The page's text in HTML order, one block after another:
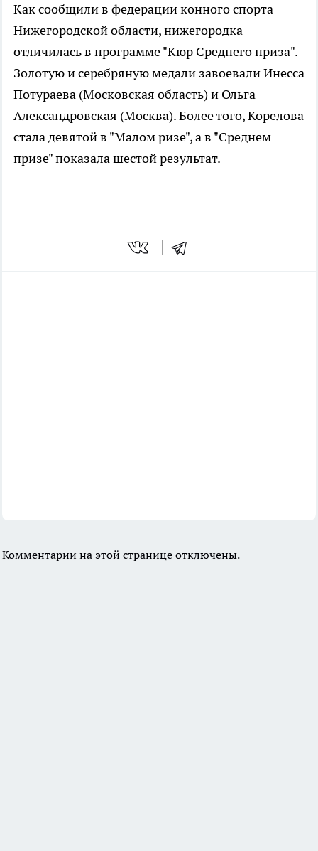
Как сообщили в федерации конного спорта
Нижегородской области, нижегородка
отличилась в программе "Кюр Среднего приза".
Золотую и серебряную медали завоевали Инесса
Потураева (Московская область) и Ольга
Александровская (Москва). Более того, Корелова
стала девятой в "Малом ризе", а в "Среднем
призе" показала шестой результат.
Комментарии на этой странице отключены.